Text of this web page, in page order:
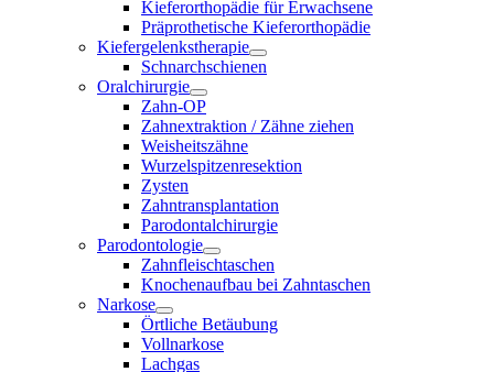
Kieferorthopädie für Erwachsene
Präprothetische Kieferorthopädie
Kiefergelenkstherapie
Schnarchschienen
Oralchirurgie
Zahn-OP
Zahnextraktion / Zähne ziehen
Weisheitszähne
Wurzelspitzenresektion
Zysten
Zahntransplantation
Parodontalchirurgie
Parodontologie
Zahnfleischtaschen
Knochenaufbau bei Zahntaschen
Narkose
Örtliche Betäubung
Vollnarkose
Lachgas